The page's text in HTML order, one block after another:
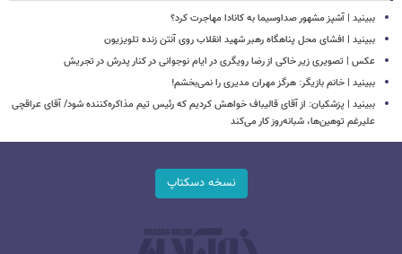
ببینید | آشپز مشهور صداوسیما به کانادا مهاجرت کرد؟
ببینید | افشای محل پناهگاه‌ رهبر شهید انقلاب روی آنتن زنده تلویزیون
عکس | تصویری زیر خاکی از رضا رویگری در ایام نوجوانی در کنار پدرش در تجریش
ببینید | خانم بازیگر: هرگز مهران مدیری را نمی‌بخشم!
ببینید | پزشکیان: از آقای قالیباف خواهش کردیم که رئیس تیم مذاکره‌کننده شود/ آقای عراقچی
علیرغم توهین‌ها، شبانه‌روز کار می‌کند
نسخه دسکتاپ